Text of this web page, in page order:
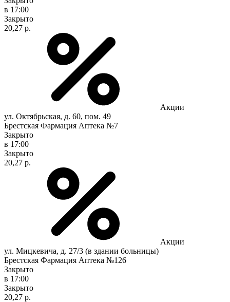
в 17:00
Закрыто
20,27 р.
Акции
ул. Октябрьская, д. 60, пом. 49
Брестская Фармация Аптека №7
Закрыто
в 17:00
Закрыто
20,27 р.
Акции
ул. Мицкевича, д. 27/3 (в здании больницы)
Брестская Фармация Аптека №126
Закрыто
в 17:00
Закрыто
20,27 р.